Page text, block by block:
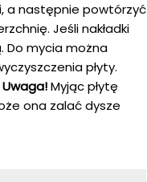
a następnie powtórzyć
Jeśli nakładki
Do mycia można
płyty.
Uwaga!Myjąc płytę
ona zalać dysze